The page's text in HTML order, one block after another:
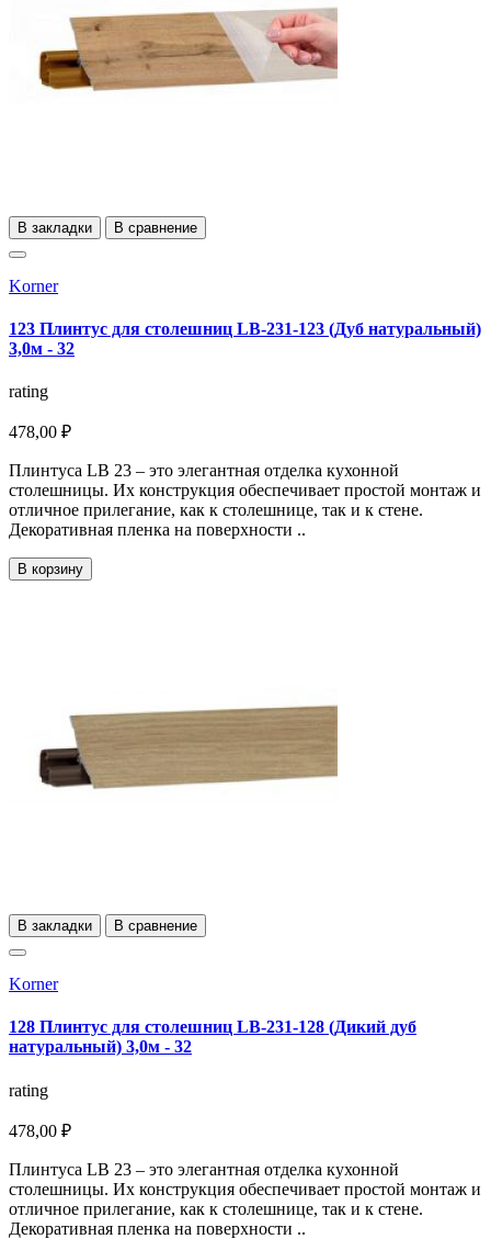
В закладки В сравнение
Korner
123 Плинтус для столешниц LB-231-123 (Дуб натуральный)
3,0м - 32
rating
478,00 ₽
Плинтуса LB 23 – это элегантная отделка кухонной
столешницы. Их конструкция обеспечивает простой монтаж и
отличное прилегание, как к столешнице, так и к стене.
Декоративная пленка на поверхности ..
В корзину
В закладки В сравнение
Korner
128 Плинтус для столешниц LB-231-128 (Дикий дуб
натуральный) 3,0м - 32
rating
478,00 ₽
Плинтуса LB 23 – это элегантная отделка кухонной
столешницы. Их конструкция обеспечивает простой монтаж и
отличное прилегание, как к столешнице, так и к стене.
Декоративная пленка на поверхности ..